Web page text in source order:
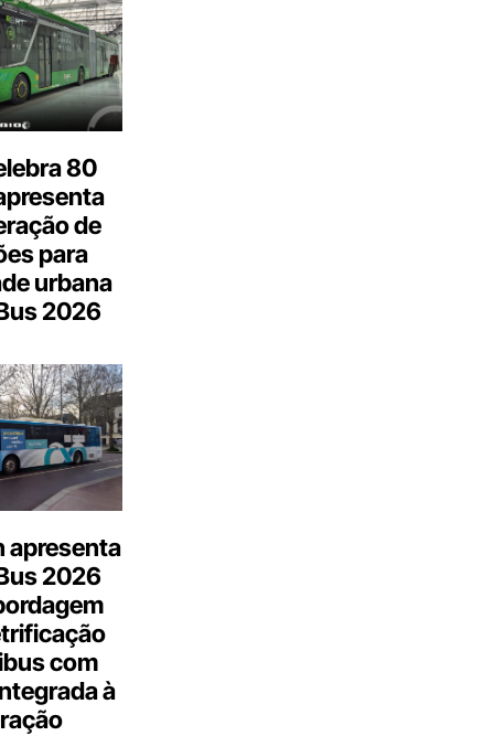
80
de
para
urbana
2026
apresenta
2026
com
à